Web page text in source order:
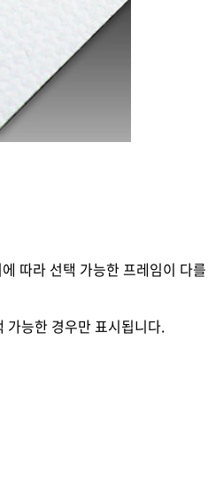
따라 선택 가능한 프레임이 다를
가능한 경우만 표시됩니다.